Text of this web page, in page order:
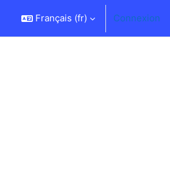
Français ‎(fr)‎ Connexion